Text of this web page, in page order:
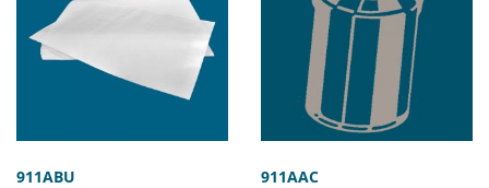
911ABU 911AAC